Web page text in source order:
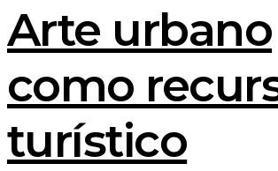
Arte urbano
como
turístico